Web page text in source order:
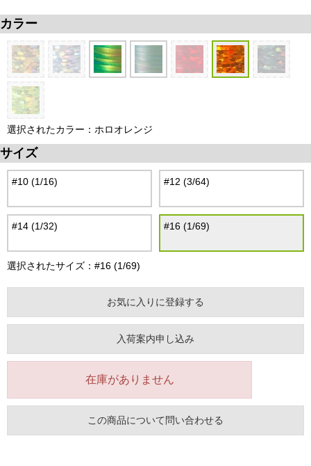
カラー
選択されたカラー：ホロオレンジ
サイズ
#10 (1/16) #12 (3/64)
#14 (1/32) #16 (1/69)
選択されたサイズ：#16 (1/69)
お気に入りに登録する
入荷案内申し込み
在庫がありません
この商品について問い合わせる